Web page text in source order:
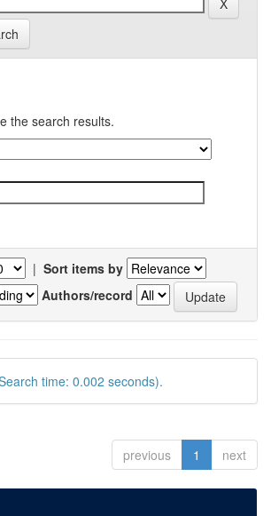
the search results.
| Sort items by
Authors/record
time: 0.002 seconds).
previous 1 next